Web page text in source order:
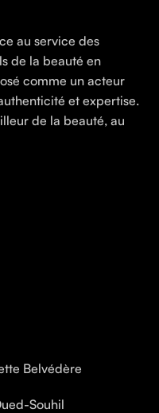
au service des
de la beauté en
comme un acteur
et expertise.
de la beauté, au
Belvédère
Souhil